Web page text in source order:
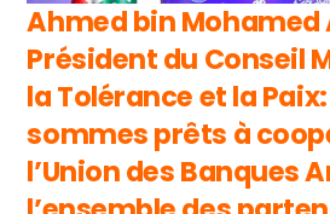
Ahmed bin Mohamed
Président du Conseil
la Tolérance et la
sommes prêts à
l’Union des Banques